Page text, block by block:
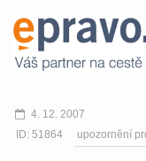
4. 12. 2007
ID: 51864
upozornění